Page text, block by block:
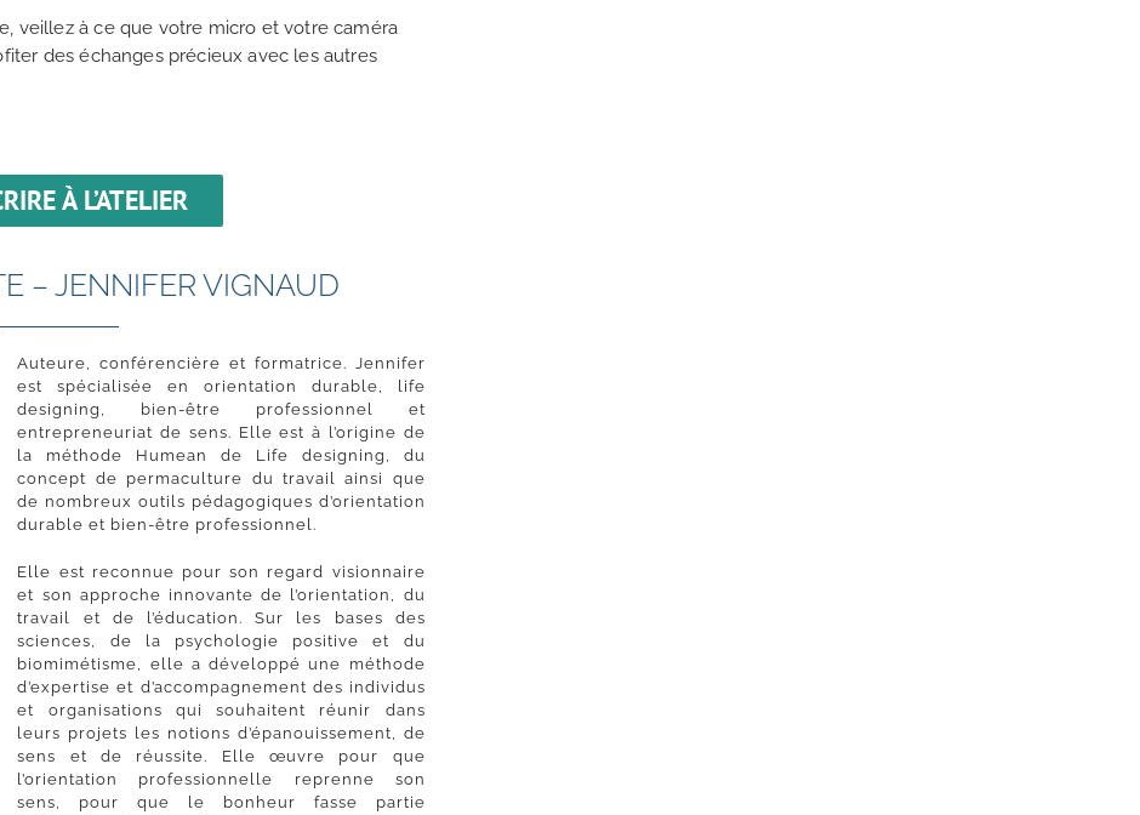
veillez à ce que votre micro et votre caméra
des échanges précieux avec les autres
À L’ATELIER
– JENNIFER VIGNAUD
Auteure, conférencière et formatrice. Jennifer
est spécialisée en orientation durable, life
designing, bien-être professionnel et
entrepreneuriat de sens. Elle est à l’origine de
la méthode Humean de Life designing, du
concept de permaculture du travail ainsi que
de nombreux outils pédagogiques d’orientation
durable et bien-être professionnel.
Elle est reconnue pour son regard visionnaire
et son approche innovante de l’orientation, du
travail et de l’éducation. Sur les bases des
sciences, de la psychologie positive et du
biomimétisme, elle a développé une méthode
d’expertise et d’accompagnement des individus
et organisations qui souhaitent réunir dans
leurs projets les notions d’épanouissement, de
sens et de réussite. Elle œuvre pour que
l’orientation professionnelle reprenne son
sens, pour que le bonheur fasse partie